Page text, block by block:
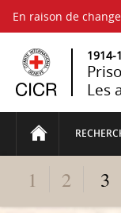
En raison de
1914-
Les
1 2 3